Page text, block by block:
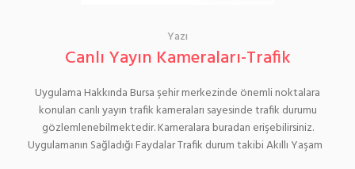
Yazı
Canlı Yayın Kameraları-Trafik
Uygulama Hakkında Bursa şehir merkezinde önemli noktalara
konulan canlı yayın trafik kameraları sayesinde trafik durumu
gözlemlenebilmektedir. Kameralara buradan erişebilirsiniz.
Uygulamanın Sağladığı Faydalar Trafik durum takibi Akıllı Yaşam